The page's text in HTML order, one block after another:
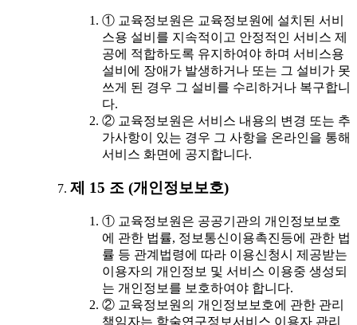
① 교육정보원은 교육정보원에 설치된 서비
스용 설비를 지속적이고 안정적인 서비스 제
공에 적합하도록 유지하여야 하며 서비스용
설비에 장애가 발생하거나 또는 그 설비가 못
쓰게 된 경우 그 설비를 수리하거나 복구합니
다.
② 교육정보원은 서비스 내용의 변경 또는 추
가사항이 있는 경우 그 사항을 온라인을 통해
서비스 화면에 공지합니다.
제 15 조 (개인정보보호)
① 교육정보원은 공공기관의 개인정보보호
에 관한 법률, 정보통신이용촉진등에 관한 법
률 등 관계법령에 따라 이용신청시 제공받는
이용자의 개인정보 및 서비스 이용중 생성되
는 개인정보를 보호하여야 합니다.
② 교육정보원의 개인정보보호에 관한 관리
책임자는 학술연구정보서비스 이용자 관리